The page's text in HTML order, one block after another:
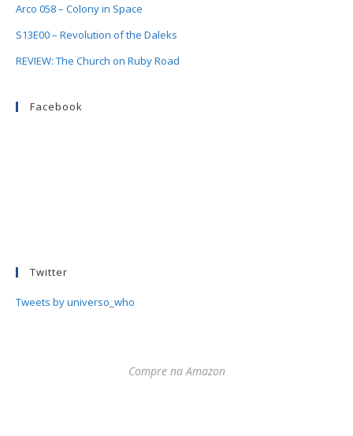
Arco 058 – Colony in Space
S13E00 – Revolution of the Daleks
REVIEW: The Church on Ruby Road
Facebook
Twitter
Tweets by universo_who
Compre na Amazon